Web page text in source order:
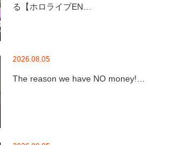
る【ホロライブEN…
2026.08.05
The reason we have NO money!…